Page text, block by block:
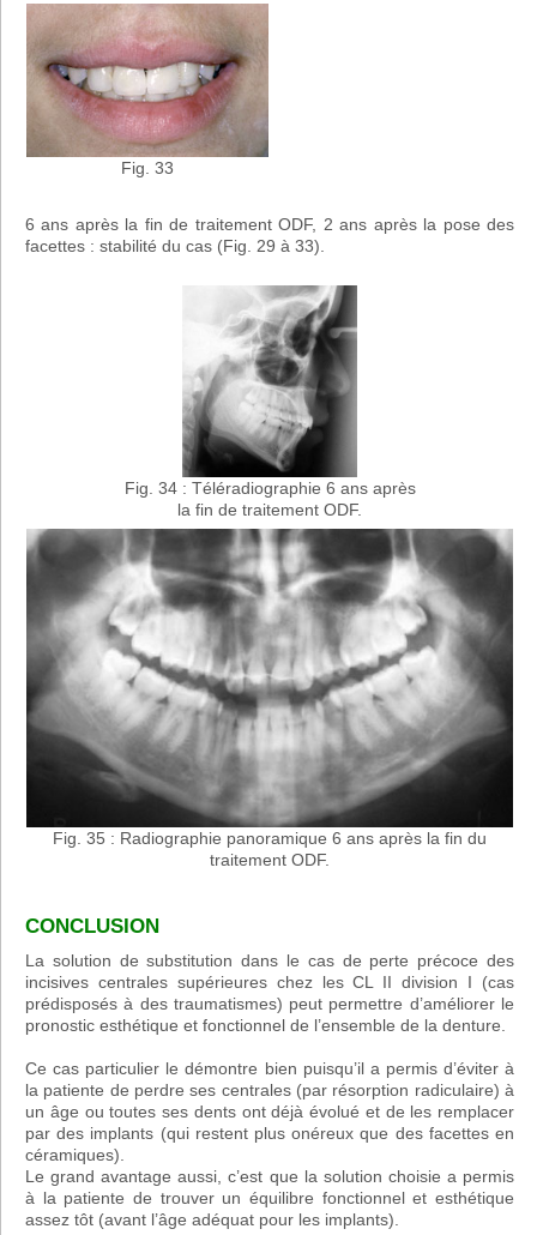
Fig. 33
6 ans après la fin de traitement ODF, 2 ans après la pose des
facettes : stabilité du cas (Fig. 29 à 33).
Fig. 34 : Téléradiographie 6 ans après
la fin de traitement ODF.
Fig. 35 : Radiographie panoramique 6 ans après la fin du
traitement ODF.
CONCLUSION
La solution de substitution dans le cas de perte précoce des
incisives centrales supérieures chez les CL II division I (cas
prédisposés à des traumatismes) peut permettre d’améliorer le
pronostic esthétique et fonctionnel de l’ensemble de la denture.
Ce cas particulier le démontre bien puisqu’il a permis d’éviter à
la patiente de perdre ses centrales (par résorption radiculaire) à
un âge ou toutes ses dents ont déjà évolué et de les remplacer
par des implants (qui restent plus onéreux que des facettes en
céramiques).
Le grand avantage aussi, c’est que la solution choisie a permis
à la patiente de trouver un équilibre fonctionnel et esthétique
assez tôt (avant l’âge adéquat pour les implants).